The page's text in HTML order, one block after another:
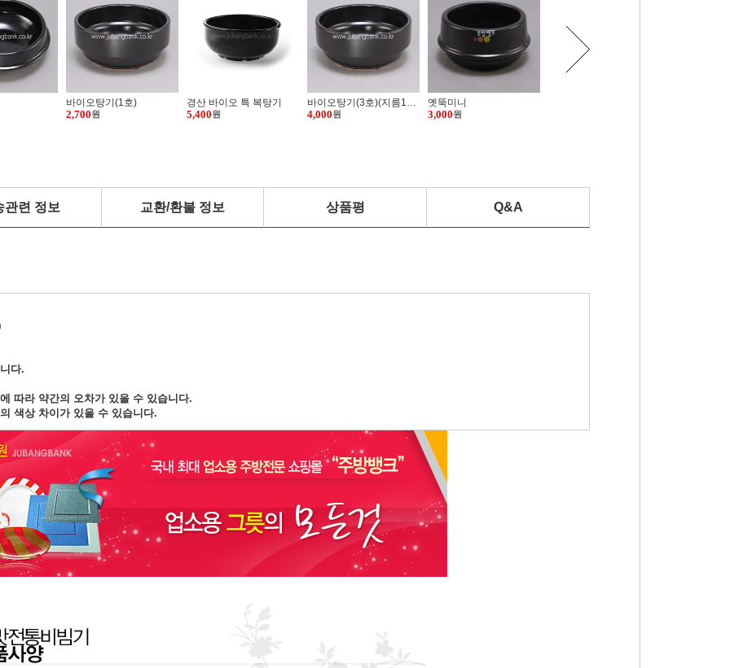
경산 바이오 특 복탕기
5,400원 4,000원
옛뚝미니
3,000원
경산 쇠돌이 설렁탕기
9,900원
관련 정보 교환/환불 정보 상품평 Q&A
다.
따라 약간의 오차가 있을 수 있습니다.
색상 차이가 있을 수 있습니다.